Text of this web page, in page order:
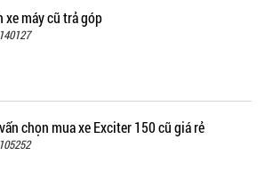
xe máy cũ trả góp
140127
chọn mua xe Exciter 150 cũ giá rẻ
105252